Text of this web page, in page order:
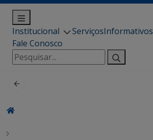
Institucional ServiçosInformativos
Fale Conosco
Pesquisar
por: